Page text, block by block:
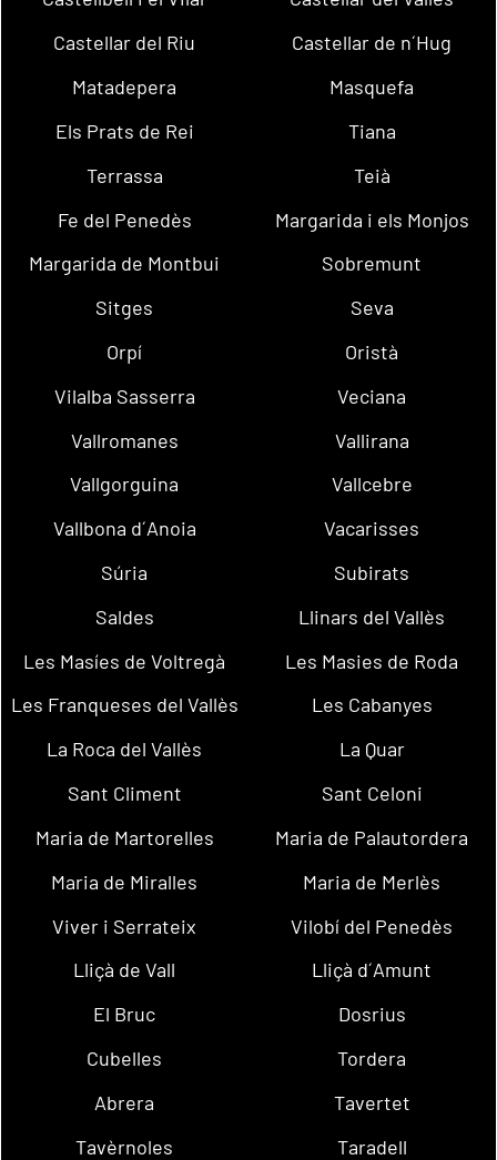
Castellar del Riu
Castellar de n´Hug
Matadepera
Masquefa
Els Prats de Rei
Tiana
Terrassa
Teià
Fe del Penedès
Margarida i els Monjos
Margarida de Montbui
Sobremunt
Sitges
Seva
Orpí
Oristà
Vilalba Sasserra
Veciana
Vallromanes
Vallirana
Vallgorguina
Vallcebre
Vallbona d´Anoia
Vacarisses
Súria
Subirats
Saldes
Llinars del Vallès
Les Masíes de Voltregà
Les Masies de Roda
Les Franqueses del Vallès
Les Cabanyes
La Roca del Vallès
La Quar
Sant Climent
Sant Celoni
Maria de Martorelles
Maria de Palautordera
Maria de Miralles
Maria de Merlès
Viver i Serrateix
Vilobí del Penedès
Lliçà de Vall
Lliçà d´Amunt
El Bruc
Dosrius
Cubelles
Tordera
Abrera
Tavertet
Tavèrnoles
Taradell